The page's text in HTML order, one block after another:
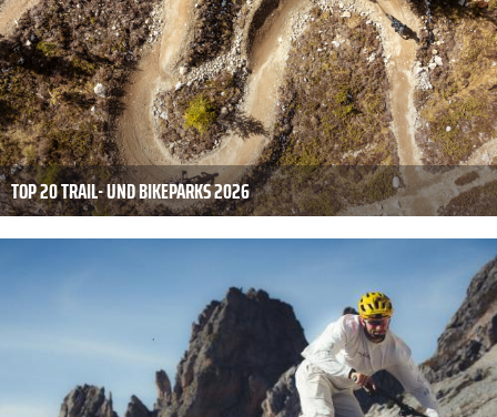
TOP 20 TRAIL- UND BIKEPARKS 2026